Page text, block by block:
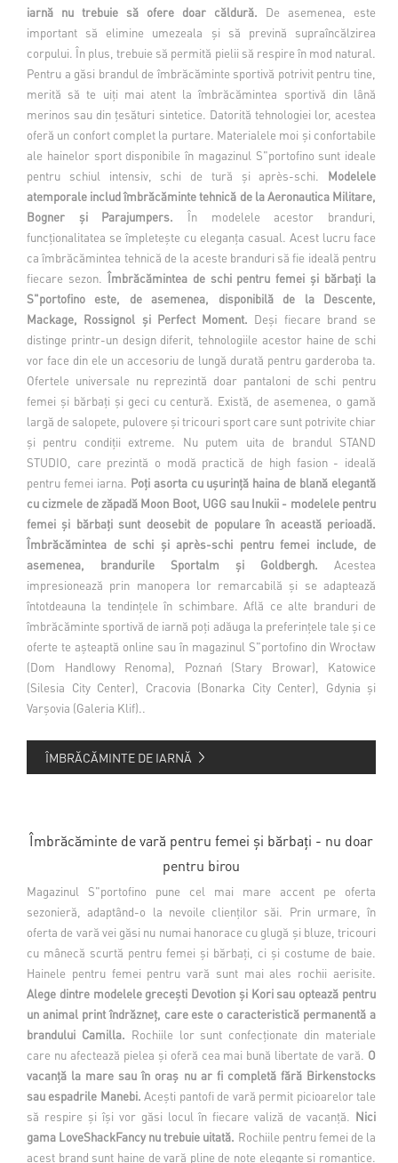
iarnă nu trebuie să ofere doar căldură. De asemenea, este
important să elimine umezeala și să prevină supraîncălzirea
corpului. În plus, trebuie să permită pielii să respire în mod natural.
Pentru a găsi brandul de îmbrăcăminte sportivă potrivit pentru tine,
merită să te uiți mai atent la îmbrăcămintea sportivă din lână
merinos sau din țesături sintetice. Datorită tehnologiei lor, acestea
oferă un confort complet la purtare. Materialele moi și confortabile
ale hainelor sport disponibile în magazinul S"portofino sunt ideale
pentru schiul intensiv, schi de tură și après-schi. Modelele
atemporale includ îmbrăcăminte tehnică de la Aeronautica Militare,
Bogner și Parajumpers. În modelele acestor branduri,
funcționalitatea se împletește cu eleganța casual. Acest lucru face
ca îmbrăcămintea tehnică de la aceste branduri să fie ideală pentru
fiecare sezon. Îmbrăcămintea de schi pentru femei și bărbați la
S"portofino este, de asemenea, disponibilă de la Descente,
Mackage, Rossignol și Perfect Moment. Deși fiecare brand se
distinge printr-un design diferit, tehnologiile acestor haine de schi
vor face din ele un accesoriu de lungă durată pentru garderoba ta.
Ofertele universale nu reprezintă doar pantaloni de schi pentru
femei și bărbați și geci cu centură. Există, de asemenea, o gamă
largă de salopete, pulovere și tricouri sport care sunt potrivite chiar
și pentru condiții extreme. Nu putem uita de brandul STAND
STUDIO, care prezintă o modă practică de high fasion - ideală
pentru femei iarna. Poți asorta cu ușurință haina de blană elegantă
cu cizmele de zăpadă Moon Boot, UGG sau Inukii - modelele pentru
femei și bărbați sunt deosebit de populare în această perioadă.
Îmbrăcămintea de schi și après-schi pentru femei include, de
asemenea, brandurile Sportalm și Goldbergh. Acestea
impresionează prin manopera lor remarcabilă și se adaptează
întotdeauna la tendințele în schimbare. Află ce alte branduri de
îmbrăcăminte sportivă de iarnă poți adăuga la preferințele tale și ce
oferte te așteaptă online sau în magazinul S"portofino din Wrocław
(Dom Handlowy Renoma), Poznań (Stary Browar), Katowice
(Silesia City Center), Cracovia (Bonarka City Center), Gdynia și
Varșovia (Galeria Klif)..
ÎMBRĂCĂMINTE DE IARNĂ
Îmbrăcăminte de vară pentru femei și bărbați - nu doar
pentru birou
Magazinul S"portofino pune cel mai mare accent pe oferta
sezonieră, adaptând-o la nevoile clienților săi. Prin urmare, în
oferta de vară vei găsi nu numai hanorace cu glugă și bluze, tricouri
cu mânecă scurtă pentru femei și bărbați, ci și costume de baie.
Hainele pentru femei pentru vară sunt mai ales rochii aerisite.
Alege dintre modelele grecești Devotion și Kori sau optează pentru
un animal print îndrăzneț, care este o caracteristică permanentă a
brandului Camilla. Rochiile lor sunt confecționate din materiale
care nu afectează pielea și oferă cea mai bună libertate de vară. O
vacanță la mare sau în oraș nu ar fi completă fără Birkenstocks
sau espadrile Manebi. Acești pantofi de vară permit picioarelor tale
să respire și își vor găsi locul în fiecare valiză de vacanță. Nici
gama LoveShackFancy nu trebuie uitată. Rochiile pentru femei de la
acest brand sunt haine de vară pline de note elegante și romantice.